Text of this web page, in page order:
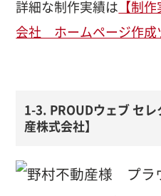
詳細な制作実績は 【制
会社 ホームページ作成
1-3. PROUDウェブ セ
産株式会社】